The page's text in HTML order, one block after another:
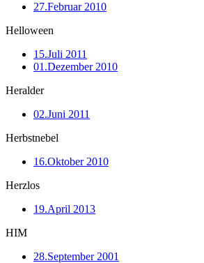
27.Februar 2010
Helloween
15.Juli 2011
01.Dezember 2010
Heralder
02.Juni 2011
Herbstnebel
16.Oktober 2010
Herzlos
19.April 2013
HIM
28.September 2001